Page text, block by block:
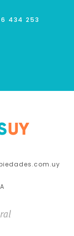
434 253